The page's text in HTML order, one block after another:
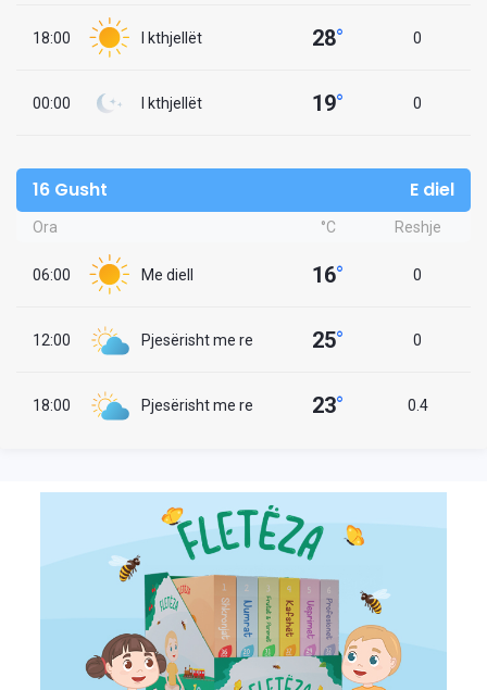
18:00 I kthjellët 28° 0
00:00 I kthjellët 19° 0
16 Gusht E diel
Ora °C Reshje
06:00 Me diell 16° 0
12:00 Pjesërisht me re 25° 0
18:00 Pjesërisht me re 23° 0.4